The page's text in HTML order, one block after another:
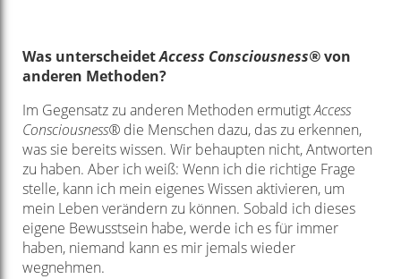
Was unterscheidetAccess Consciousness®von
anderen Methoden?
Im Gegensatz zu anderen Methoden ermutigtAccess
Consciousness® die Menschen dazu, das zu erkennen,
was sie bereits wissen. Wir behaupten nicht, Antworten
zu haben. Aber ich weiß: Wenn ich die richtige Frage
stelle, kann ich mein eigenes Wissen aktivieren, um
mein Leben verändern zu können. Sobald ich dieses
eigene Bewusstsein habe, werde ich es für immer
haben, niemand kann es mir jemals wieder
wegnehmen.